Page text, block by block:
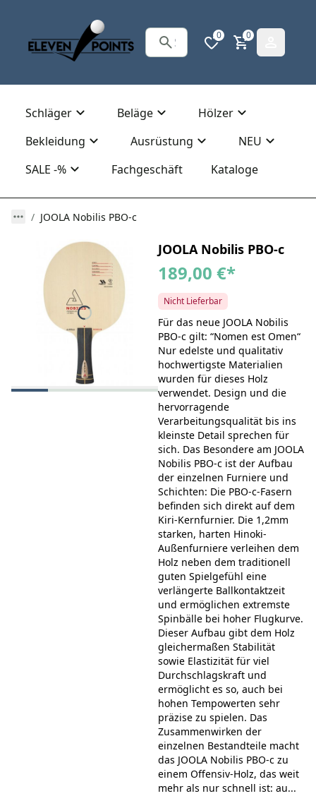
0 0
Schläger Beläge
Hölzer
Bekleidung
Ausrüstung
NEU
SALE -%
Fachgeschäft Kataloge
JOOLA Nobilis PBO-c
JOOLA Nobilis PBO-c
189,00 €*
Nicht Lieferbar
Für das neue JOOLA Nobilis
PBO-c gilt: “Nomen est Omen“
Nur edelste und qualitativ
hochwertigste Materialien
wurden für dieses Holz
verwendet. Design und die
hervorragende
Verarbeitungsqualität bis ins
kleinste Detail sprechen für
sich. Das Besondere am JOOLA
Nobilis PBO-c ist der Aufbau
der einzelnen Furniere und
Schichten: Die PBO-c-Fasern
befinden sich direkt auf dem
Kiri-Kernfurnier. Die 1,2mm
starken, harten Hinoki-
Außenfurniere verleihen dem
Holz neben dem traditionell
guten Spielgefühl eine
verlängerte Ballkontaktzeit
und ermöglichen extremste
Spinbälle bei hoher Flugkurve.
Dieser Aufbau gibt dem Holz
gleichermaßen Stabilität
sowie Elastizität für viel
Durchschlagskraft und
ermöglicht es so, auch bei
hohen Tempowerten sehr
präzise zu spielen. Das
Zusammenwirken der
einzelnen Bestandteile macht
das JOOLA Nobilis PBO-c zu
einem Offensiv-Holz, das weit
mehr als nur schnell ist: au...